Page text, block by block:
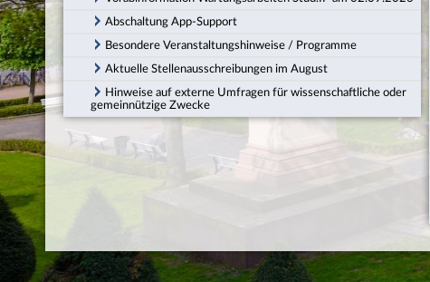
Abschaltung App-Support
Besondere Veranstaltungshinweise / Programme
Aktuelle Stellenausschreibungen im August
Hinweise auf externe Umfragen für wissenschaftliche oder
gemeinnützige Zwecke